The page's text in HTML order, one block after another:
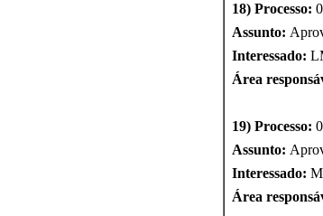
18) Processo:
Assunto:
Interessado:
Área
19) Processo:
Assunto:
Interessado:
Área